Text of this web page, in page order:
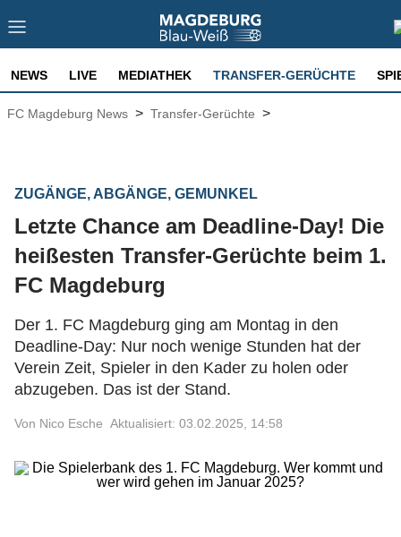
NEWS LIVE MEDIATHEK TRANSFER-GERÜCHTE
FC Magdeburg News > Transfer-Gerüchte >
ZUGÄNGE, ABGÄNGE, GEMUNKEL
Letzte Chance am Deadline-Day! Die
heißesten Transfer-Gerüchte beim 1.
FC Magdeburg
Der 1. FC Magdeburg ging am Montag in den
Deadline-Day: Nur noch wenige Stunden hat der
Verein Zeit, Spieler in den Kader zu holen oder
abzugeben. Das ist der Stand.
Von Nico Esche Aktualisiert: 03.02.2025, 14:58